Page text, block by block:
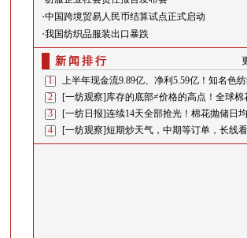
·中国跨境贸易人民币结算试点正式启动
·我国纺织品服装出口暴跌
新闻排行
1
上半年现金流9.89亿、净利5.59亿！知名色
2
[一纺观察]库存的底部≠价格的高点！全球棉
3
[一纺日报]连续14天全部抢光！棉花抛储日
4
[一纺观察]短期炒天气，中期等订单，长线